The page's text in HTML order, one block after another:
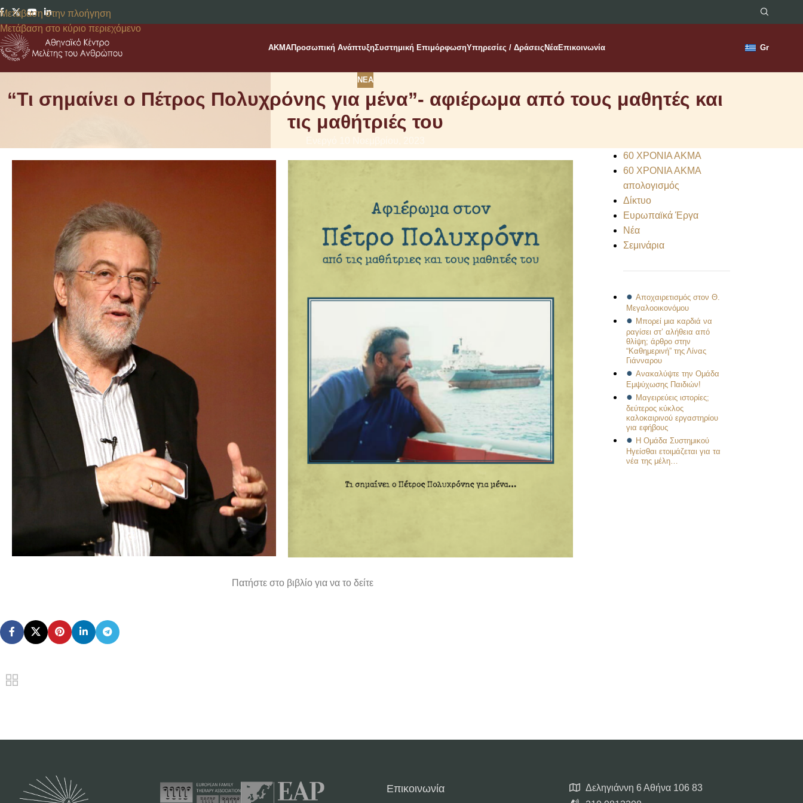
Μετάβαση στην πλοήγηση
Μετάβαση στο κύριο περιεχόμενο
AKMAΠροσωπική ΑνάπτυξηΣυστημική ΕπιμόρφωσηΥπηρεσίες / Δράσεις ΝέαΕπικοινωνία Gr
ΝΈΑ
“Τι σημαίνει ο Πέτρος Πολυχρόνης για μένα”- αφιέρωμα από τους μαθητές και
τις μαθήτριές του
Πατήστε στο βιβλίο για να το δείτε
60 ΧΡΟΝΙΑ ΑΚΜΑ
60 ΧΡΟΝΙΑ ΑΚΜΑ
απολογισμός
Δίκτυο
Ευρωπαϊκά Έργα
Νέα
Σεμινάρια
Αποχαιρετισμός στον Θ.
Μεγαλοοικονόμου
Μπορεί μια καρδιά να
ραγίσει στ’ αλήθεια από
θλίψη; άρθρο στην
“Καθημερινή” της Λίνας
Γιάνναρου
Ανακαλύψτε την Ομάδα
Εμψύχωσης Παιδιών!
Μαγειρεύεις ιστορίες;
δεύτερος κύκλος
καλοκαιρινού εργαστηρίου
για εφήβους
Η Ομάδα Συστημικού
Ηγείσθαι ετοιμάζεται για τα
νέα της μέλη…
Επικοινωνία
Δεληγιάννη 6 Αθήνα 106 83